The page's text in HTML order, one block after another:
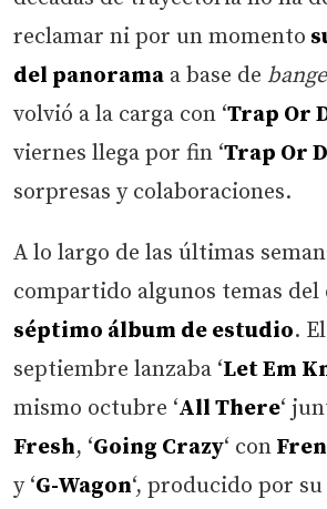
reclamar ni por un momento
del panorama a base de
volvió a la carga con ‘Trap Or
viernes llega por fin ‘Trap Or
sorpresas y colaboraciones.
A lo largo de las últimas
compartido algunos temas del
séptimo álbum de estudio.
septiembre lanzaba ‘Let Em
mismo octubre ‘All There‘
Fresh, ‘Going Crazy‘ con
y ‘G-Wagon‘, producido por